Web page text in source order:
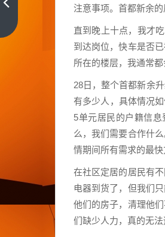
注意事项。首都新余
直到晚上十点，我才
到达岗位，快车是否
所在的楼层，我通常
28日，整个首都新余
有多少人，具体情况
5单元居民的户籍信
么，我们需要合作什
情期间所有需求的最快
在社区定居的居民有
电器到货了，但我们
他们的房子，清理他
们缺少人力，真的无法